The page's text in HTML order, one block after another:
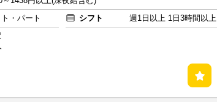
・パート シフト
週1日以上 1日3時間以上